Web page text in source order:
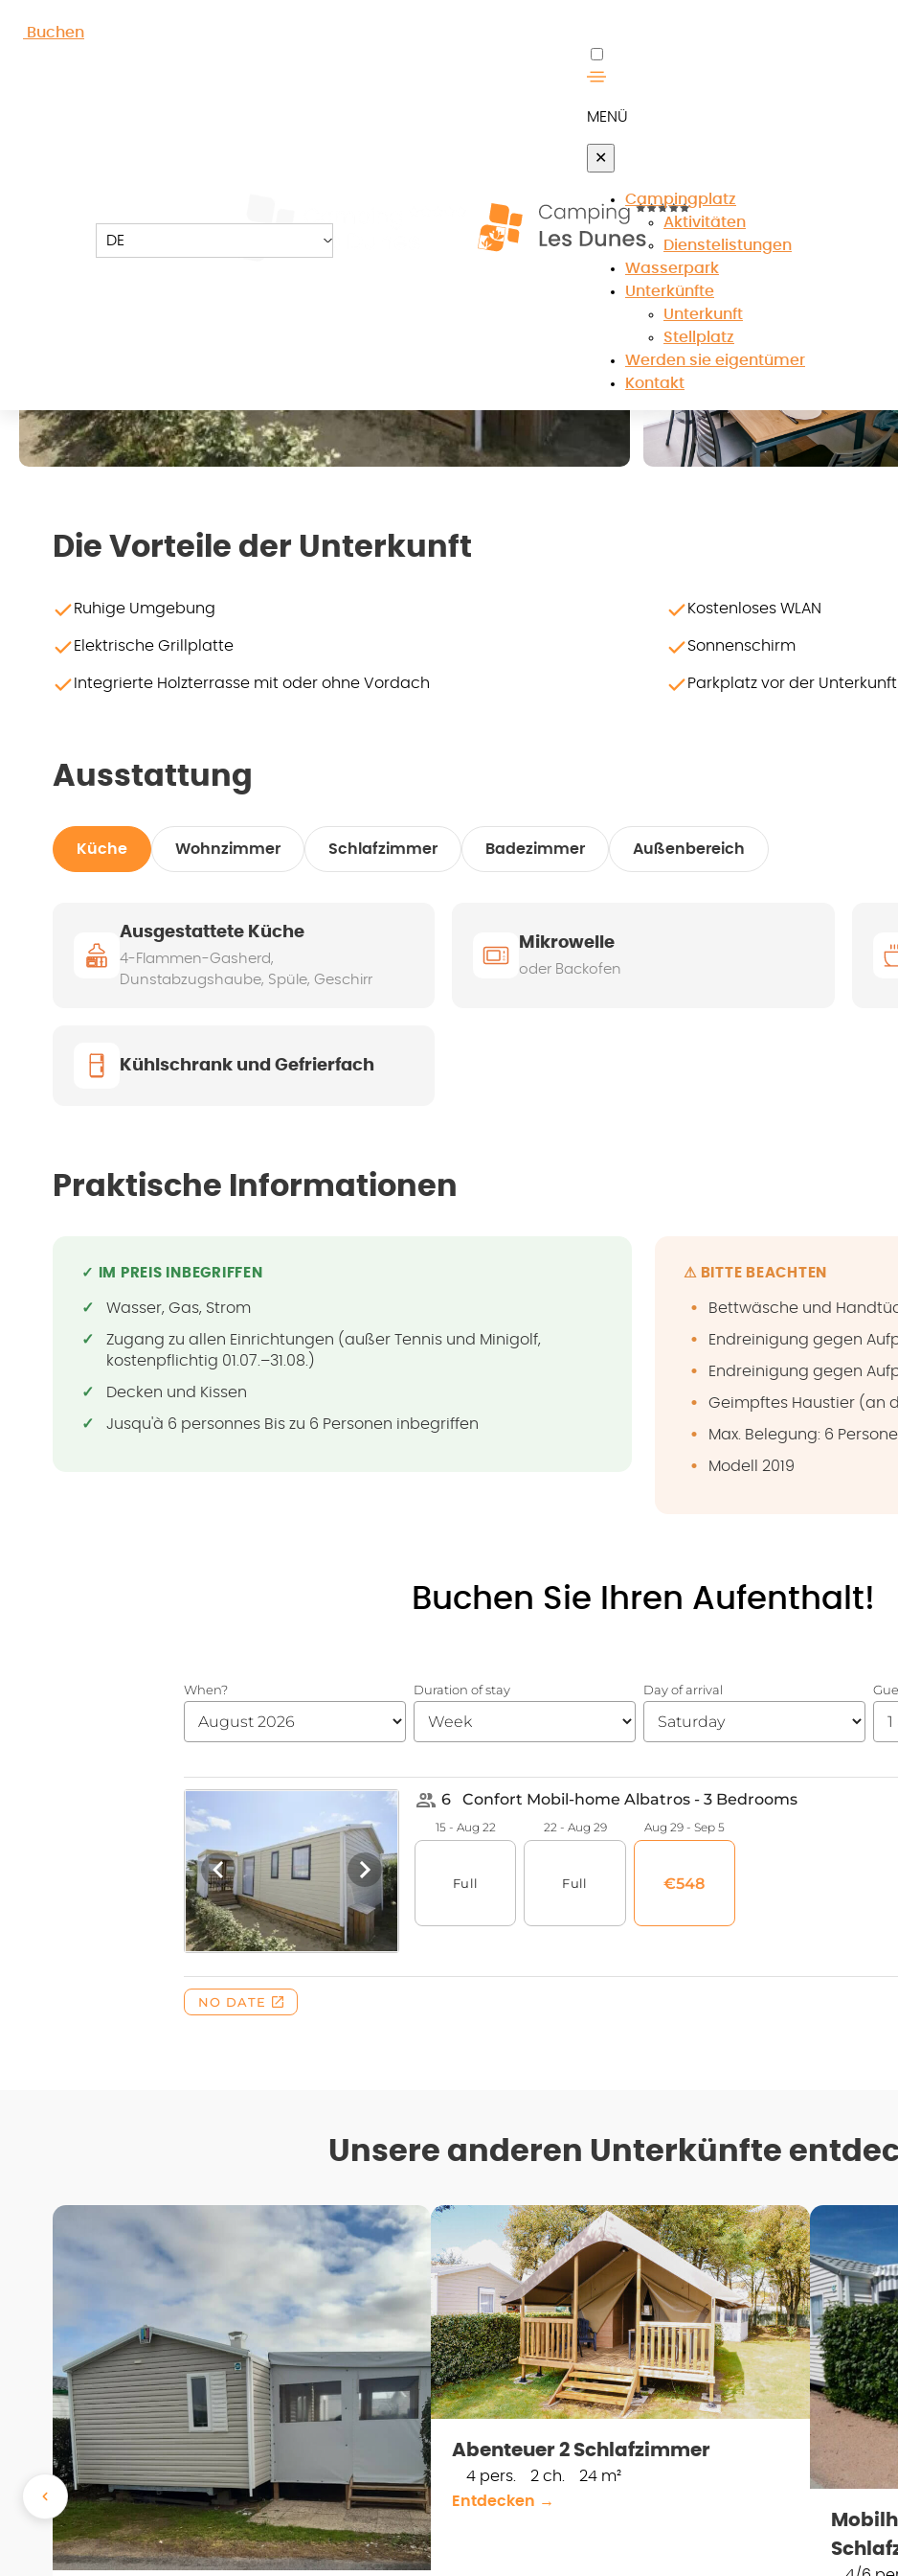
Buchen
DE
MENÜ
✕
Campingplatz
Aktivitäten
Dienstelistungen
Wasserpark
Unterkünfte
Unterkunft
Stellplatz
Werden sie eigentümer
Kontakt
Die Vorteile der Unterkunft
Ruhige Umgebung Kostenloses WLAN
Elektrische Grillplatte Sonnenschirm
Integrierte Holzterrasse mit oder ohne Vordach Parkplatz vor der Unterkunft
Ausstattung
Küche Wohnzimmer Schlafzimmer Badezimmer Außenbereich
Ausgestattete Küche
4-Flammen-Gasherd,
Dunstabzugshaube, Spüle, Geschirr
Mikrowelle
oder Backofen
Kühlschrank und Gefrierfach
Praktische Informationen
✓ IM PREIS INBEGRIFFEN
Wasser, Gas, Strom
Zugang zu allen Einrichtungen (außer Tennis und Minigolf,
kostenpflichtig 01.07.–31.08.)
Decken und Kissen
Jusqu'à 6 personnes Bis zu 6 Personen inbegriffen
⚠ BITTE BEACHTEN
Bettwäsche und
Endreinigung gegen
Endreinigung gegen
Geimpftes Haustier (an
Max. Belegung: 6
Modell 2019
Buchen Sie Ihren Aufenthalt!
Unsere anderen Unterkünfte
Abenteuer 2 Schlafzimmer
4 pers. 2 ch.
24 m²
Entdecken →